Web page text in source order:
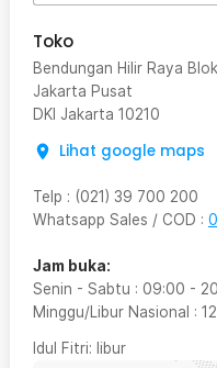
Toko
Bendungan Hilir Raya
Jakarta Pusat
DKI Jakarta 10210
Lihat google maps
Telp : (021) 39 700 200
Whatsapp Sales / COD :
Jam buka:
Senin - Sabtu : 09:00 -
Minggu/Libur Nasional :
Idul Fitri: libur